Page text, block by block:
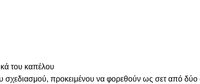
του καπέλου
σχεδιασμού, προκειμένου να φορεθούν ως σετ από δύο